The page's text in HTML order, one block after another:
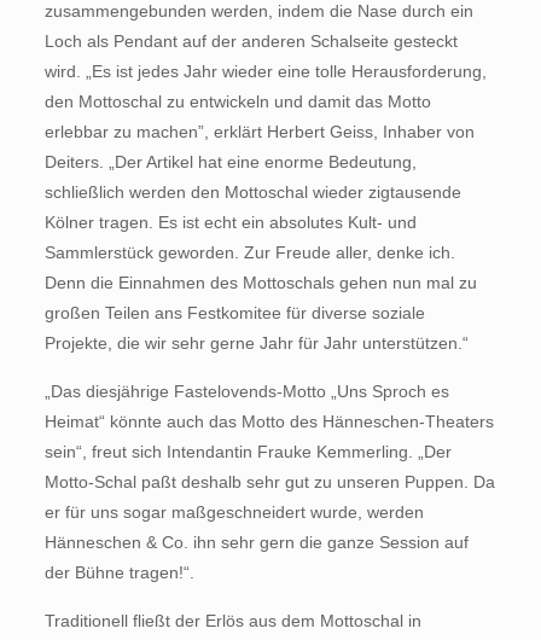
zusammengebunden werden, indem die Nase durch ein
Loch als Pendant auf der anderen Schalseite gesteckt
wird. „Es ist jedes Jahr wieder eine tolle Herausforderung,
den Mottoschal zu entwickeln und damit das Motto
erlebbar zu machen”, erklärt Herbert Geiss, Inhaber von
Deiters. „Der Artikel hat eine enorme Bedeutung,
schließlich werden den Mottoschal wieder zigtausende
Kölner tragen. Es ist echt ein absolutes Kult- und
Sammlerstück geworden. Zur Freude aller, denke ich.
Denn die Einnahmen des Mottoschals gehen nun mal zu
großen Teilen ans Festkomitee für diverse soziale
Projekte, die wir sehr gerne Jahr für Jahr unterstützen.“
„Das diesjährige Fastelovends-Motto „Uns Sproch es
Heimat“ könnte auch das Motto des Hänneschen-Theaters
sein“, freut sich Intendantin Frauke Kemmerling. „Der
Motto-Schal paßt deshalb sehr gut zu unseren Puppen. Da
er für uns sogar maßgeschneidert wurde, werden
Hänneschen & Co. ihn sehr gern die ganze Session auf
der Bühne tragen!“.
Traditionell fließt der Erlös aus dem Mottoschal in